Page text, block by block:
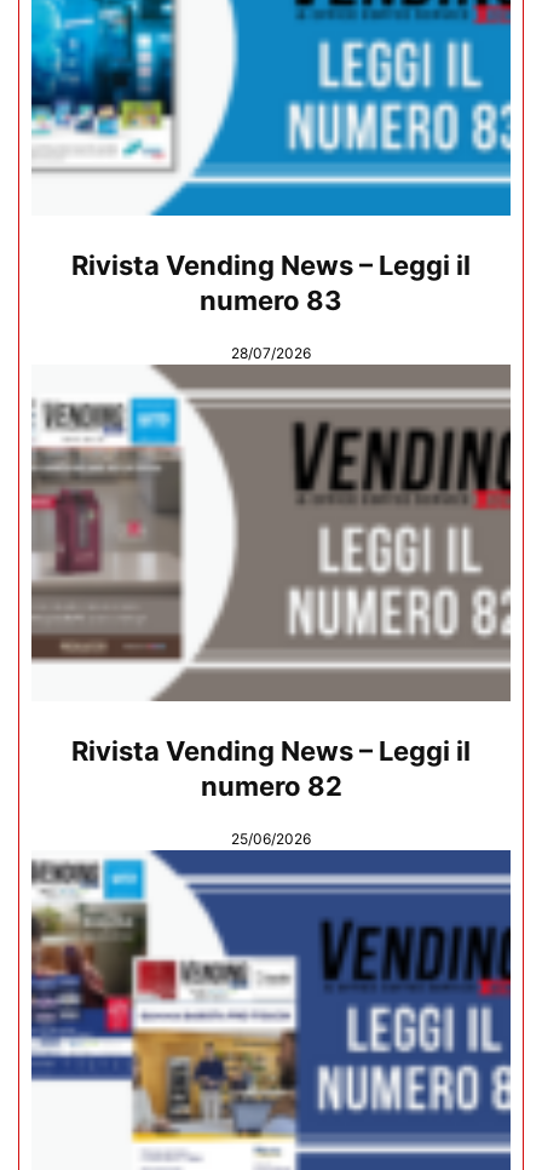
Rivista Vending News – Leggi il
numero 83
28/07/2026
Rivista Vending News – Leggi il
numero 82
25/06/2026